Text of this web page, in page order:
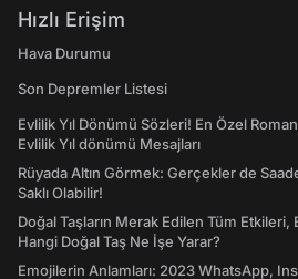
Hızlı Erişim
Hava Durumu
Son Depremler Listesi
Evlilik Yıl Dönümü Sözleri! En Özel
Evlilik Yıl dönümü Mesajları
Rüyada Altın Görmek: Gerçekler de
Saklı Olabilir!
Doğal Taşların Merak Edilen Tüm Etkileri,
Hangi Doğal Taş Ne İşe Yarar?
Emojilerin Anlamları: 2023 WhatsApp,